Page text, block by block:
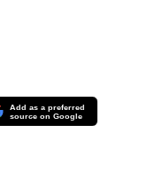
Add as a preferred
source on Google